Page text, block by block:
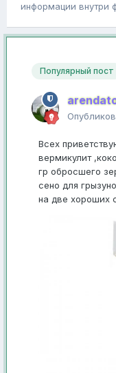
информации внутри
Популярный пост
Всех
вермикулит
гр обросшего
сено для
на две хороших